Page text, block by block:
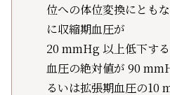
位への体位変換にとも
に収縮期血圧が
20 mmHg 以上低下す
血圧の絶対値が 90
るいは拡張期血圧の10